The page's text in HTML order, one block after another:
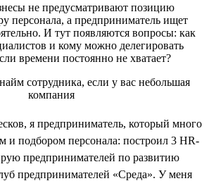
не предусматривают позицию
персонала, а предприниматель ищет
И тут появляются вопросы: как
и кому можно делегировать
времени постоянно не хватает?
я предприниматель, который много
и подбором персонала: построил 3 HR-
предпринимателей по развитию
предпринимателей «Среда». У меня